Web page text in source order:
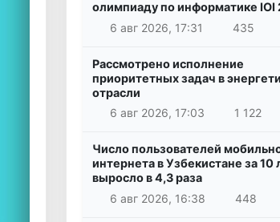
олимпиаду по информатике IOI
6 авг 2026, 17:31
435
Рассмотрено исполнение
приоритетных задач в
отрасли
6 авг 2026, 17:03
1 122
Число пользователей
интернета в Узбекистане за 10
выросло в 4,3 раза
6 авг 2026, 16:38
448